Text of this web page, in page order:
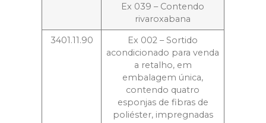
Ex 039 – Contendo
rivaroxabana
3401.11.90
Ex 002 – Sortido
acondicionado para venda
a retalho, em
embalagem única,
contendo quatro
esponjas de fibras de
poliéster, impregnadas